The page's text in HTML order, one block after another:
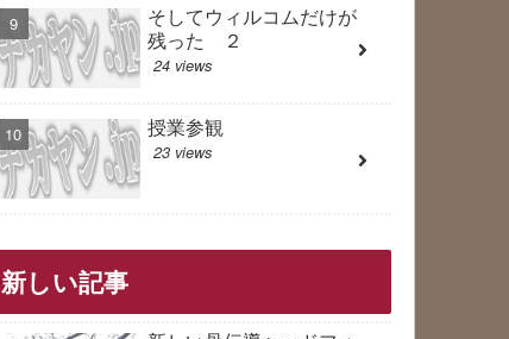
そしてウィルコムだけが
残った ２
24 views
授業参観
23 views
新しい記事